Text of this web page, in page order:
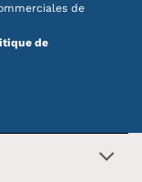
de
de